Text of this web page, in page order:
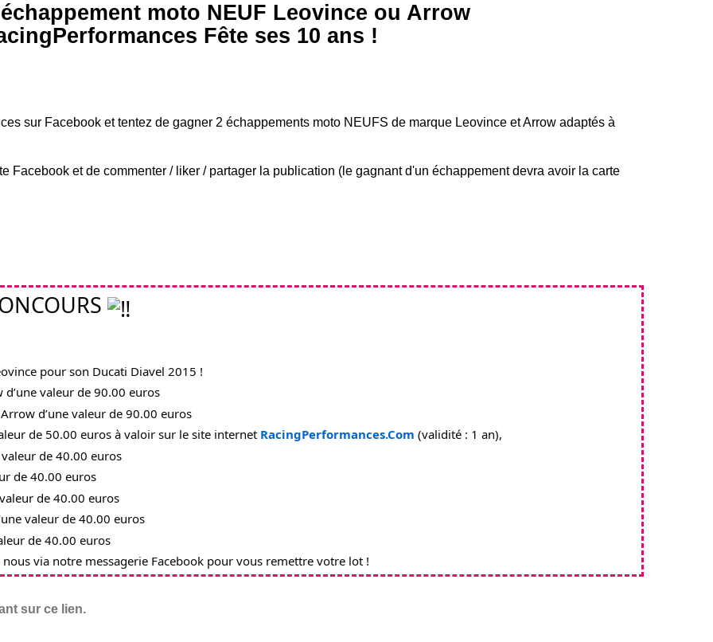
moto NEUF Leovince ou Arrow
Fête ses 10 ans !
sur Facebook et tentez de gagner 2 échappements moto NEUFS de marque Leovince et Arrow adaptés à
Facebook et de commenter / liker / partager la publication (le gagnant d'un échappement devra avoir la carte
pour son Ducati Diavel 2015 !
valeur de 90.00 euros
d’une valeur de 90.00 euros
de 50.00 euros à valoir sur le site internet RacingPerformances.Com (validité : 1 an),
de 40.00 euros
de 40.00 euros
de 40.00 euros
valeur de 40.00 euros
de 40.00 euros
via notre messagerie Facebook pour vous remettre votre lot !
sur ce lien.